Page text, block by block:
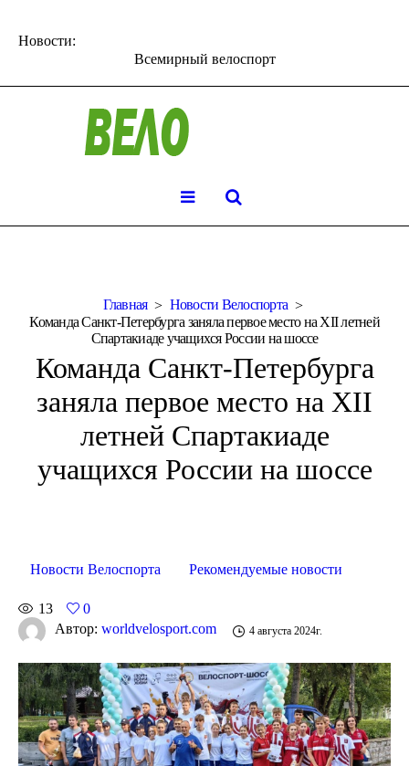
Новости:
Всемирный велоспорт
Главная
Новости Велоспорта
Команда Санкт-Петербурга заняла первое место на XII летней
Спартакиаде учащихся России на шоссе
Команда Санкт-Петербурга
заняла первое место на XII
летней Спартакиаде
учащихся России на шоссе
Новости Велоспорта Рекомендуемые новости
13
0
Автор: worldvelosport.com 4 августа 2024г.